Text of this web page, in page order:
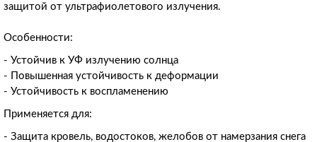
защитой от ультрафиолетового излучения.
Особенности:
- Устойчив к УФ излучению солнца
- Повышенная устойчивость к деформации
- Устойчивость к воспламенению
Применяется для:
- Защита кровель, водостоков, желобов от намерзания снега